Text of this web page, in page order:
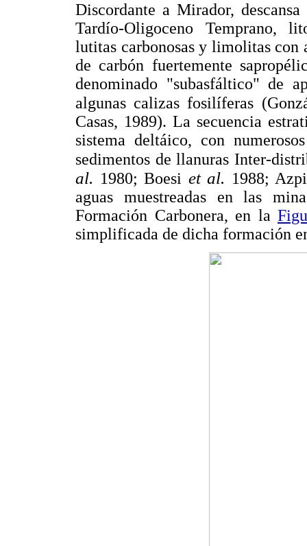
Discordante a Mirador,
Tardío-Oligoceno Temprano,
lutitas carbonosas y limolitas con
de carbón fuertemente
denominado "subasfáltico" de
algunas calizas fosilíferas
Casas, 1989). La secuencia
sistema deltáico, con
sedimentos de llanuras Inter-
al. 1980; Boesi et al. 1988;
aguas muestreadas en las
Formación Carbonera, en la
simplificada de dicha formación